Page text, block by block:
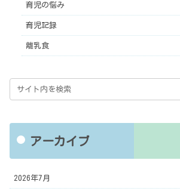
育児の悩み
育児記録
離乳食
アーカイブ
2026年7月